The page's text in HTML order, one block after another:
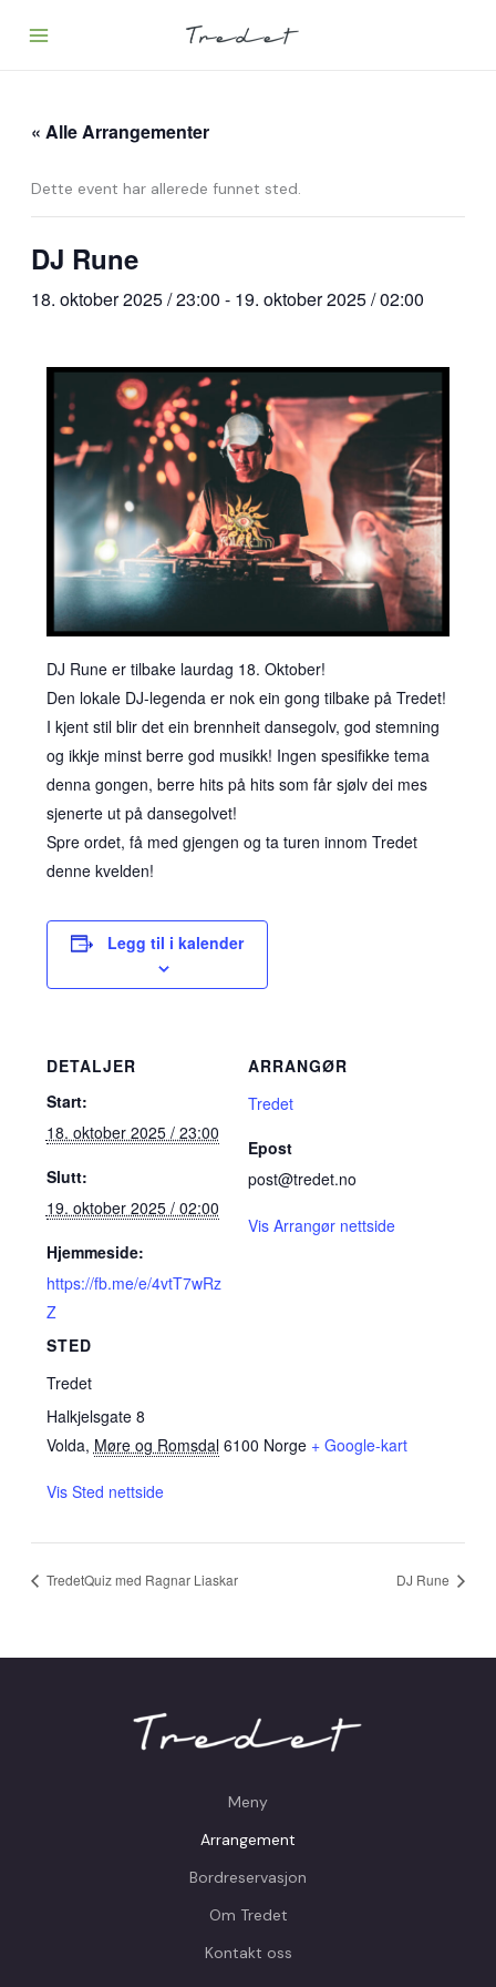
« Alle Arrangementer
Dette event har allerede funnet sted.
DJ Rune
18. oktober 2025 / 23:00 - 19. oktober 2025 / 02:00
DJ Rune er tilbake laurdag 18. Oktober!
Den lokale DJ-legenda er nok ein gong tilbake på Tredet!
I kjent stil blir det ein brennheit dansegolv, god stemning
og ikkje minst berre god musikk! Ingen spesifikke tema
denna gongen, berre hits på hits som får sjølv dei mes
sjenerte ut på dansegolvet!
Spre ordet, få med gjengen og ta turen innom Tredet
denne kvelden!
Legg til i kalender
DETALJER
Start:
18. oktober 2025 / 23:00
Slutt:
19. oktober 2025 / 02:00
Hjemmeside:
https://fb.me/e/4vtT7wRz
Z
STED
Tredet
Halkjelsgate 8
Volda, Møre og Romsdal 6100 Norge + Google-kart
Vis Sted nettside
ARRANGØR
Tredet
Epost
post@tredet.no
Vis Arrangør nettside
TredetQuiz med Ragnar Liaskar DJ Rune
Meny
Arrangement
Bordreservasjon
Om Tredet
Kontakt oss